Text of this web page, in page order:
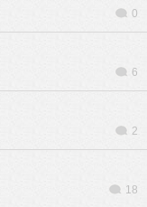
0
6
2
18